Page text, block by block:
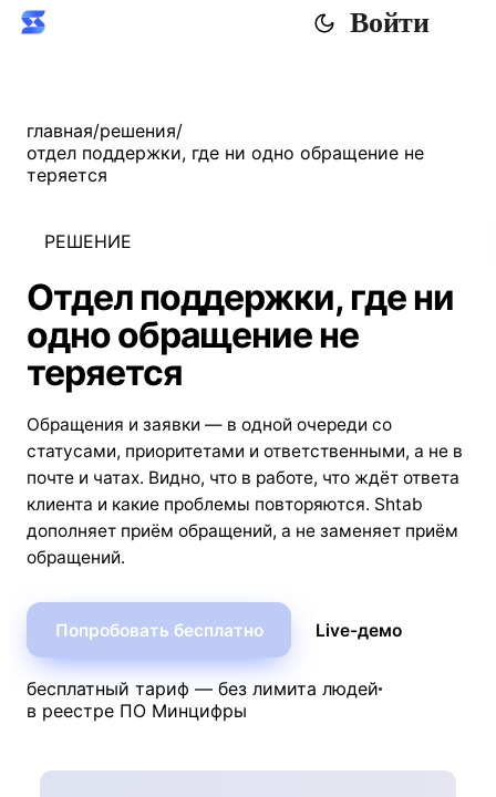
Войти
главная/решения/
отдел поддержки, где ни одно обращение не
теряется
РЕШЕНИЕ
Отдел поддержки, где ни
одно обращение не
теряется
Обращения и заявки — в одной очереди со
статусами, приоритетами и ответственными, а не в
почте и чатах. Видно, что в работе, что ждёт ответа
клиента и какие проблемы повторяются. Shtab
дополняет приём обращений, а не заменяет приём
обращений.
Попробовать бесплатно Live-демо
бесплатный тариф — без лимита людей
в реестре ПО Минцифры